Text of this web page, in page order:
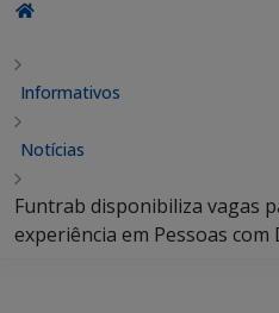
Informativos
Notícias
Funtrab disponibiliza vagas
experiência em Pessoas com